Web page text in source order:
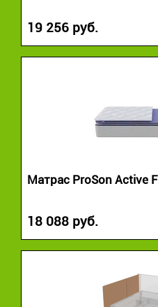
19 256 руб.
Матрас ProSon Active F
18 088 руб.